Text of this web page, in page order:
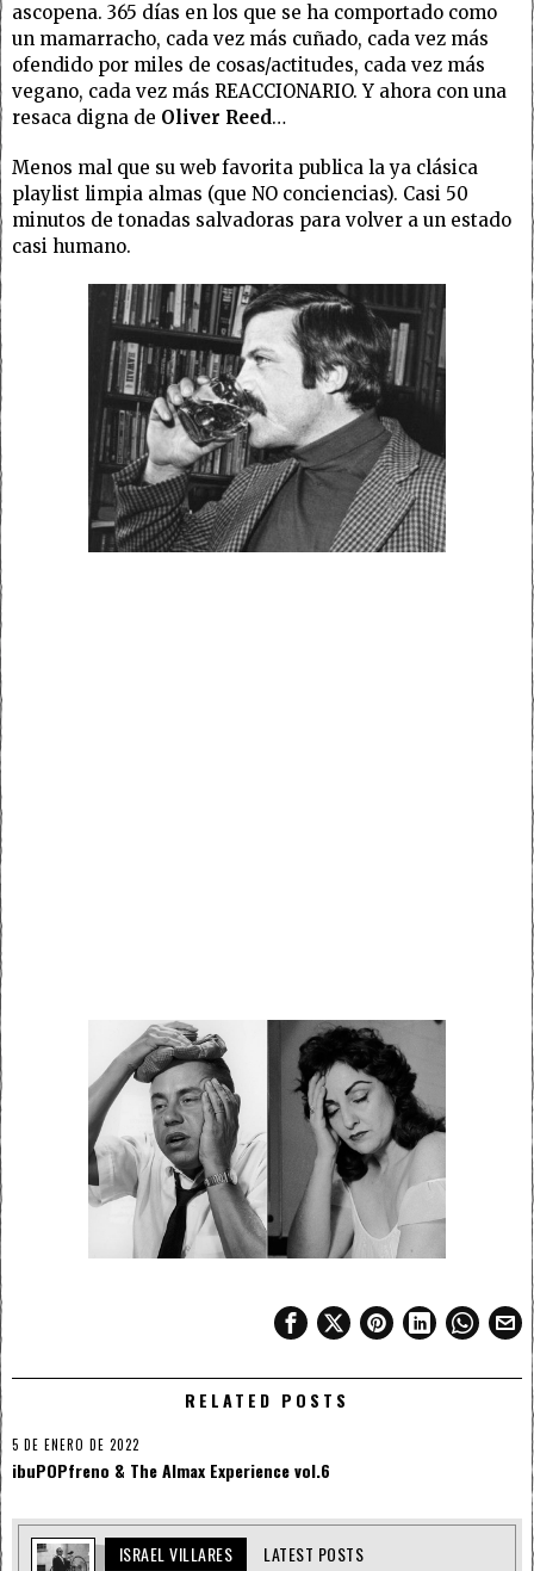
ascopena. 365 días en los que se ha comportado como
un mamarracho, cada vez más cuñado, cada vez más
ofendido por miles de cosas/actitudes, cada vez más
vegano, cada vez más REACCIONARIO. Y ahora con una
resaca digna de Oliver Reed…
Menos mal que su web favorita publica la ya clásica
playlist limpia almas (que NO conciencias). Casi 50
minutos de tonadas salvadoras para volver a un estado
casi humano.
RELATED POSTS
5 DE ENERO DE 2022
ibuPOPfreno & The Almax Experience vol.6
ISRAEL VILLARES LATEST POSTS